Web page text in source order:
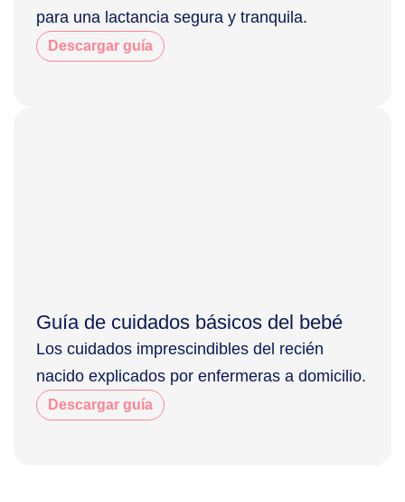
para una lactancia segura y tranquila.
Descargar guía
Guía de cuidados básicos del bebé
Los cuidados imprescindibles del recién
nacido explicados por enfermeras a domicilio.
Descargar guía